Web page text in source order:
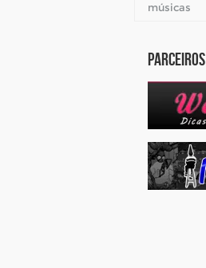
músicas
Parceiros